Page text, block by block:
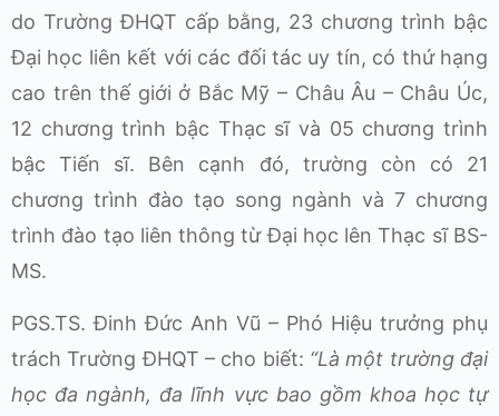
do Trường ĐHQT cấp bằng, 23 chương trình bậc
Đại học liên kết với các đối tác uy tín, có thứ hạng
cao trên thế giới ở Bắc Mỹ – Châu Âu – Châu Úc,
12 chương trình bậc Thạc sĩ và 05 chương trình
bậc Tiến sĩ. Bên cạnh đó, trường còn có 21
chương trình đào tạo song ngành và 7 chương
trình đào tạo liên thông từ Đại học lên Thạc sĩ BS-
MS.
PGS.TS. Đinh Đức Anh Vũ – Phó Hiệu trưởng phụ
trách Trường ĐHQT – cho biết: “Là một trường đại
học đa ngành, đa lĩnh vực bao gồm khoa học tự